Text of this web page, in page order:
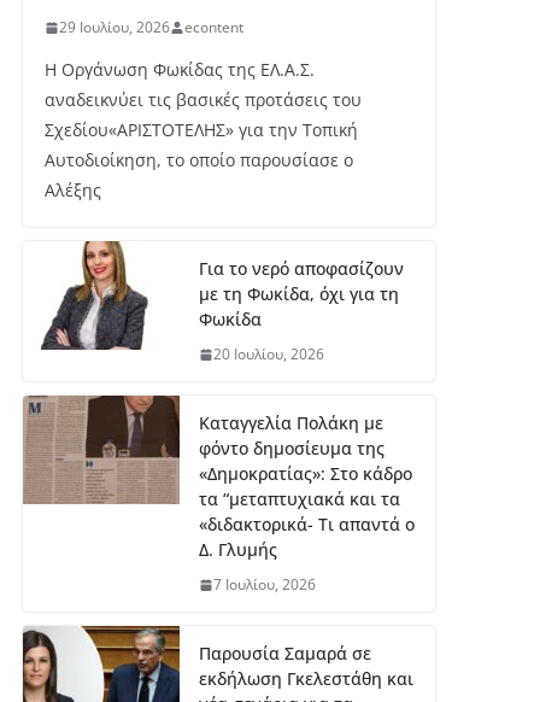
Αυ
γο
ΔΤ Εντάχθηκε προς
χρηματοδότησης η
εκπόνηση Σχεδίου
Αστικής
Στο Λιδωρίκι ο Φάνης
Σπανός για έργα και
29 Ιουλίου, 2026 econtent
Η Οργάνωση Φωκίδας της ΕΛ.Α.Σ.
αναδεικνύει τις βασικές προτάσεις του
Σχεδίου«ΑΡΙΣΤΟΤΕΛΗΣ» για την Τοπική
Αυτοδιοίκηση, το οποίο παρουσίασε ο
Αλέξης
Για το νερό αποφασίζουν
με τη Φωκίδα, όχι για τη
Φωκίδα
20 Ιουλίου, 2026
Καταγγελία Πολάκη με
φόντο δημοσίευμα της
«Δημοκρατίας»: Στο κάδρο
τα “μεταπτυχιακά και τα
«διδακτορικά- Τι απαντά ο
Δ. Γλυμής
7 Ιουλίου, 2026
Παρουσία Σαμαρά σε
εκδήλωση Γκελεστάθη και